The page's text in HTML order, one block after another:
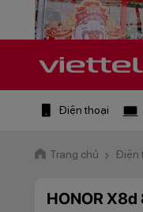
Điện thoại
Trang chủ Điện
HONOR X8d